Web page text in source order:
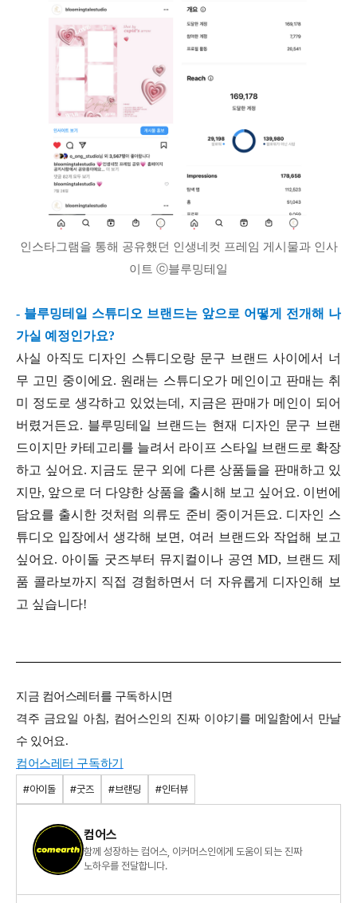
인스타그램을 통해 공유했던 인생네컷 프레임 게시물과 인사
이트 ⓒ블루밍테일
- 블루밍테일 스튜디오 브랜드는 앞으로 어떻게 전개해 나
가실 예정인가요?
사실 아직도 디자인 스튜디오랑 문구 브랜드 사이에서 너
무 고민 중이에요. 원래는 스튜디오가 메인이고 판매는 취
미 정도로 생각하고 있었는데, 지금은 판매가 메인이 되어
버렸거든요. 블루밍테일 브랜드는 현재 디자인 문구 브랜
드이지만 카테고리를 늘려서 라이프 스타일 브랜드로 확장
하고 싶어요. 지금도 문구 외에 다른 상품들을 판매하고 있
지만, 앞으로 더 다양한 상품을 출시해 보고 싶어요. 이번에
담요를 출시한 것처럼 의류도 준비 중이거든요. 디자인 스
튜디오 입장에서 생각해 보면, 여러 브랜드와 작업해 보고
싶어요. 아이돌 굿즈부터 뮤지컬이나 공연 MD, 브랜드 제
품 콜라보까지 직접 경험하면서 더 자유롭게 디자인해 보
고 싶습니다!
지금 컴어스레터를 구독하시면
격주 금요일 아침, 컴어스인의 진짜 이야기를 메일함에서 만날
수 있어요.
컴어스레터 구독하기
#아이돌 #굿즈 #브랜딩 #인터뷰
컴어스
함께 성장하는 컴어스, 이커머스인에게 도움이 되는 진짜
노하우를 전달합니다.